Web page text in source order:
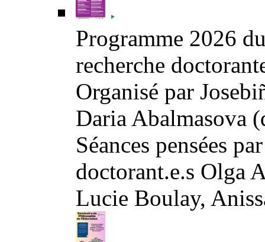
Programme 2026
recherche
Organisé par
Daria Abalmasova
Séances pensées
doctorant.e.s Olga
Lucie Boulay,